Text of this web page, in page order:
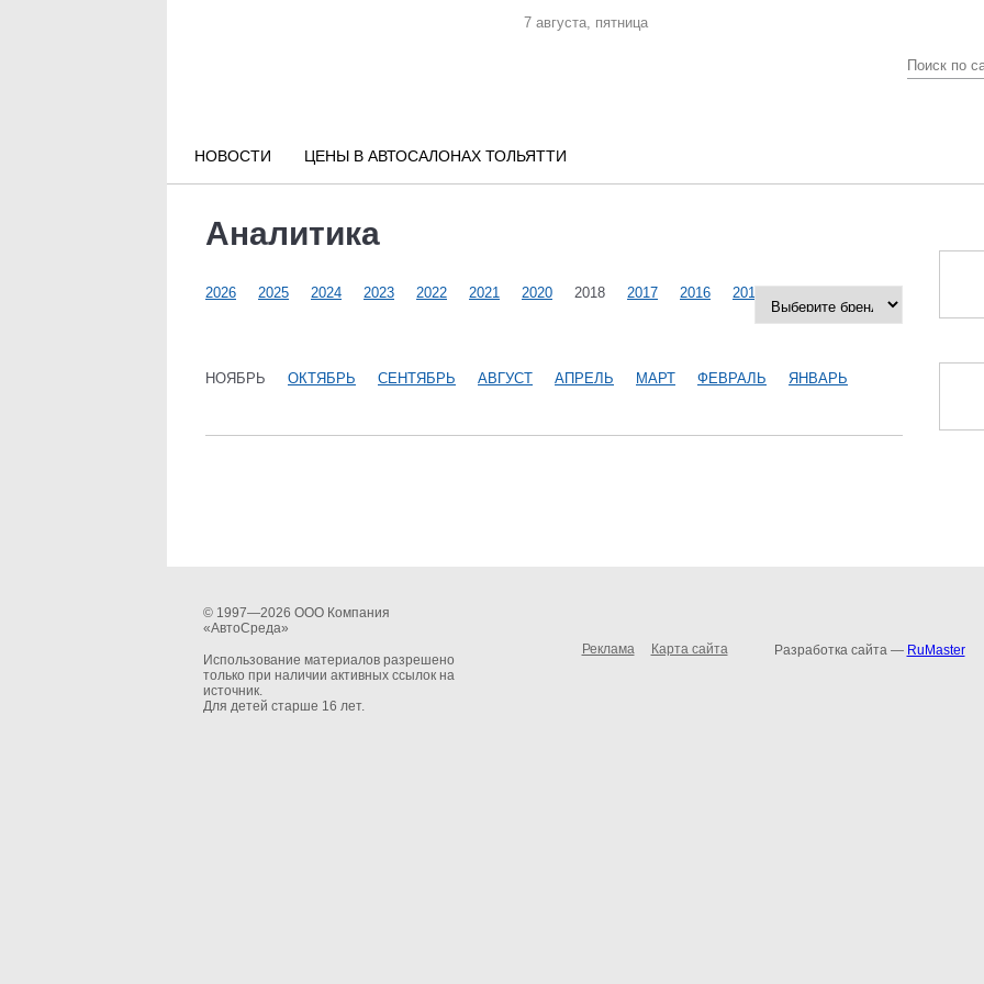
7 августа, пятница
НОВОСТИ ЦЕНЫ В АВТОСАЛОНАХ ТОЛЬЯТТИ
Аналитика
2026 2025 2024 2023 2022 2021 2020 2018 2017 2016 2015
НОЯБРЬ ОКТЯБРЬ СЕНТЯБРЬ АВГУСТ АПРЕЛЬ МАРТ ФЕВРАЛЬ ЯНВАРЬ
© 1997—2026 ООО Компания
«АвтоСреда»
Использование материалов разрешено
только при наличии активных ссылок на
источник.
Для детей старше 16 лет.
Реклама Карта сайта Разработка сайта — RuMaster